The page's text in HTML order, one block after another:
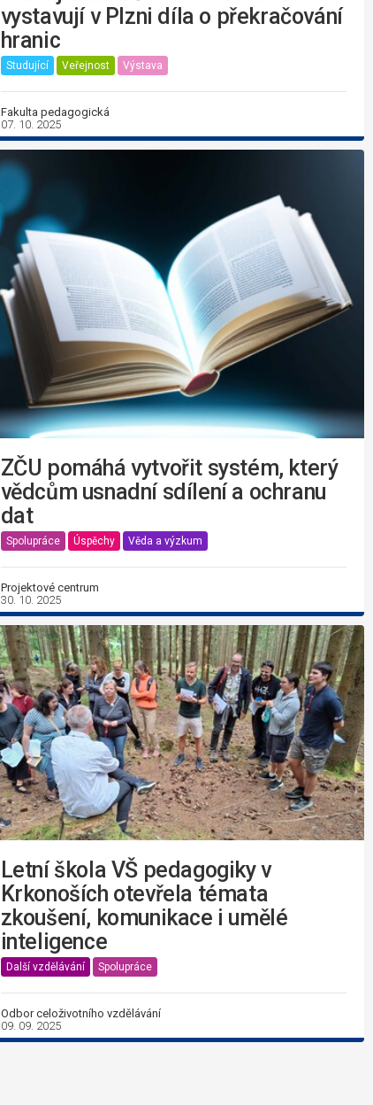
vystavují v Plzni díla o překračování
hranic
Studující Veřejnost Výstava
Fakulta pedagogická
07. 10. 2025
ZČU pomáhá vytvořit systém, který
vědcům usnadní sdílení a ochranu
dat
Spolupráce Úspěchy Věda a výzkum
Projektové centrum
30. 10. 2025
Letní škola VŠ pedagogiky v
Krkonoších otevřela témata
zkoušení, komunikace i umělé
inteligence
Další vzdělávání Spolupráce
Odbor celoživotního vzdělávání
09. 09. 2025